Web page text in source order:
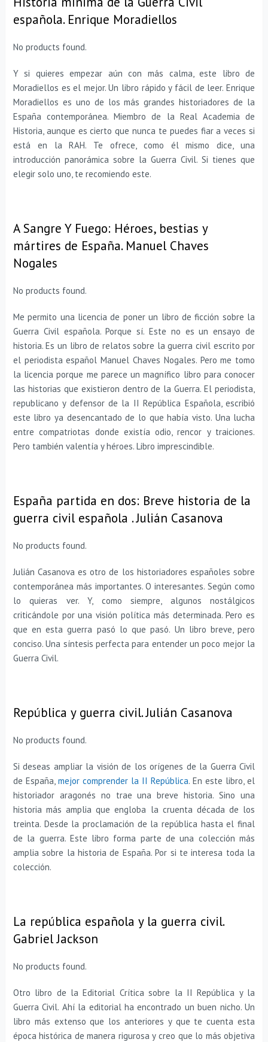
española. Enrique Moradiellos
No products found.
Y si quieres empezar aún con más calma, este libro de
Moradiellos es el mejor. Un libro rápido y fácil de leer. Enrique
Moradiellos es uno de los más grandes historiadores de la
España contemporánea. Miembro de la Real Academia de
Historia, aunque es cierto que nunca te puedes fiar a veces si
está en la RAH. Te ofrece, como él mismo dice, una
introducción panorámica sobre la Guerra Civil. Si tienes que
elegir solo uno, te recomiendo este.
A Sangre Y Fuego: Héroes, bestias y
mártires de España. Manuel Chaves
Nogales
No products found.
Me permito una licencia de poner un libro de ficción sobre la
Guerra Civil española. Porque sí. Este no es un ensayo de
historia. Es un libro de relatos sobre la guerra civil escrito por
el periodista español Manuel Chaves Nogales. Pero me tomo
la licencia porque me parece un magnífico libro para conocer
las historias que existieron dentro de la Guerra. El periodista,
republicano y defensor de la II República Española, escribió
este libro ya desencantado de lo que había visto. Una lucha
entre compatriotas donde existía odio, rencor y traiciones.
Pero también valentía y héroes. Libro imprescindible.
España partida en dos: Breve historia de la
guerra civil española . Julián Casanova
No products found.
Julián Casanova es otro de los historiadores españoles sobre
contemporánea más importantes. O interesantes. Según como
lo quieras ver. Y, como siempre, algunos nostálgicos
criticándole por una visión política más determinada. Pero es
que en esta guerra pasó lo que pasó. Un libro breve, pero
conciso. Una síntesis perfecta para entender un poco mejor la
Guerra Civil.
República y guerra civil. Julián Casanova
No products found.
Si deseas ampliar la visión de los orígenes de la Guerra Civil
de España, mejor comprender la II República. En este libro, el
historiador aragonés no trae una breve historia. Sino una
historia más amplia que engloba la cruenta década de los
treinta. Desde la proclamación de la república hasta el final
de la guerra. Este libro forma parte de una colección más
amplia sobre la historia de España. Por si te interesa toda la
colección.
La república española y la guerra civil.
Gabriel Jackson
No products found.
Otro libro de la Editorial Crítica sobre la II República y la
Guerra Civil. Ahí la editorial ha encontrado un buen nicho. Un
libro más extenso que los anteriores y que te cuenta esta
época histórica de manera rigurosa y creo que lo más objetiva